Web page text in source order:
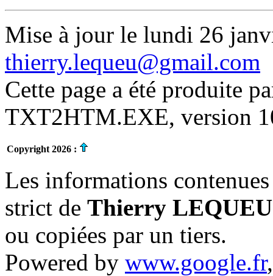
Mise à jour le lundi 26
thierry.lequeu@gmail.com
Cette page a été produite
TXT2HTM.EXE, version
Copyright 2026 :
Les informations
strict de Thierry LEQUEU
ou copiées par un tiers.
Powered by www.google.fr